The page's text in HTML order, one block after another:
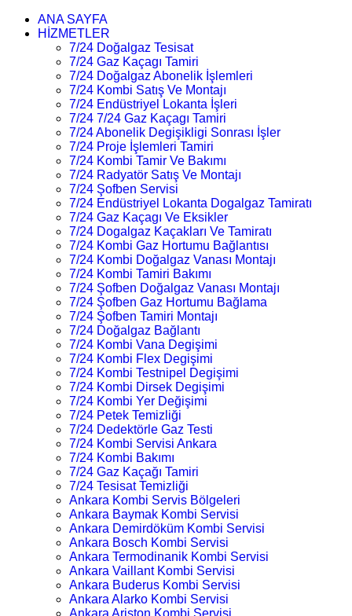
ANA SAYFA
HİZMETLER
7/24 Doğalgaz Tesisat
7/24 Gaz Kaçagı Tamiri
7/24 Doğalgaz Abonelik İşlemleri
7/24 Kombi Satış Ve Montajı
7/24 Endüstriyel Lokanta İşleri
7/24 7/24 Gaz Kaçagı Tamiri
7/24 Abonelik Degişikligi Sonrası İşler
7/24 Proje İşlemleri Tamiri
7/24 Kombi Tamir Ve Bakımı
7/24 Radyatör Satış Ve Montajı
7/24 Şofben Servisi
7/24 Endüstriyel Lokanta Dogalgaz Tamiratı
7/24 Gaz Kaçagı Ve Eksikler
7/24 Dogalgaz Kaçakları Ve Tamiratı
7/24 Kombi Gaz Hortumu Bağlantısı
7/24 Kombi Doğalgaz Vanası Montajı
7/24 Kombi Tamiri Bakımı
7/24 Şofben Doğalgaz Vanası Montajı
7/24 Şofben Gaz Hortumu Bağlama
7/24 Şofben Tamiri Montajı
7/24 Doğalgaz Bağlantı
7/24 Kombi Vana Degişimi
7/24 Kombi Flex Degişimi
7/24 Kombi Testnipel Degişimi
7/24 Kombi Dirsek Degişimi
7/24 Kombi Yer Değişimi
7/24 Petek Temizliği
7/24 Dedektörle Gaz Testi
7/24 Kombi Servisi Ankara
7/24 Kombi Bakımı
7/24 Gaz Kaçağı Tamiri
7/24 Tesisat Temizliği
Ankara Kombi Servis Bölgeleri
Ankara Baymak Kombi Servisi
Ankara Demirdöküm Kombi Servisi
Ankara Bosch Kombi Servisi
Ankara Termodinanik Kombi Servisi
Ankara Vaillant Kombi Servisi
Ankara Buderus Kombi Servisi
Ankara Alarko Kombi Servisi
Ankara Ariston Kombi Servisi